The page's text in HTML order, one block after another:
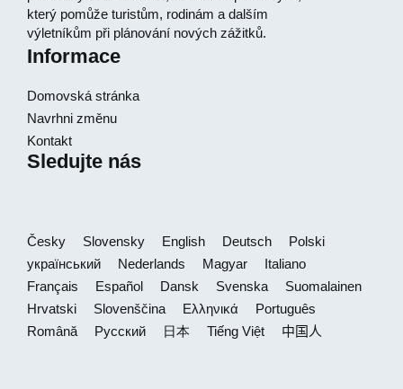
který pomůže turistům, rodinám a dalším
výletníkům při plánování nových zážitků.
Informace
Domovská stránka
Navrhni změnu
Kontakt
Sledujte nás
Česky Slovensky English Deutsch
Polski
український
Nederlands Magyar
Italiano
Français
Español Dansk Svenska
Suomalainen
Hrvatski
Slovenščina Ελληνικά
Português
Română
Русский 日本 Tiếng Việt 中国人